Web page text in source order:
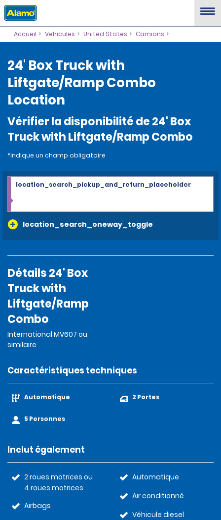
Accueil Vehicules United States Camions
24' Box Truck with
Liftgate/Ramp Combo
Location
Vérifier la disponibilité de 24' Box
Truck with Liftgate/Ramp Combo
*Indique un champ obligatoire
location_search_oneway_toggle
location_search_pickup_and_return_placeholder
Détails 24' Box
Truck with
Liftgate/Ramp
Combo
International MV607 ou
similaire
Caractéristiques techniques
Automatique
5 Personnes
2 Portes
Inclut également
2 roues motrices ou
4 roues motrices
Airbags
Automatique
Air conditionné
Véhicule diesel